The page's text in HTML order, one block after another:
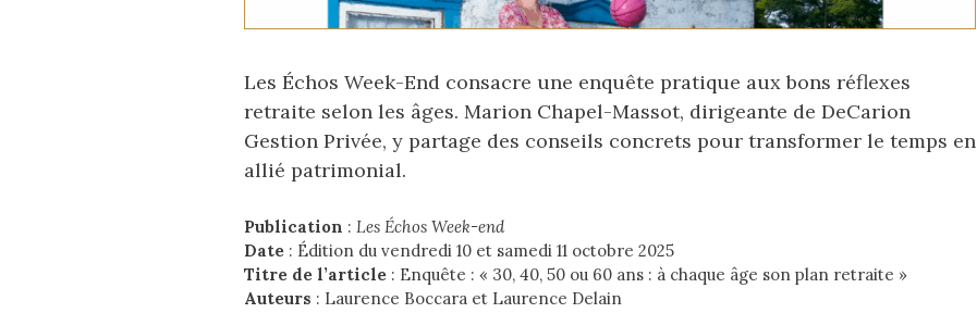
Les Échos Week-End consacre une enquête pratique aux bons réflexes
retraite selon les âges. Marion Chapel-Massot, dirigeante de DeCarion
Gestion Privée, y partage des conseils concrets pour transformer le temps en
allié patrimonial.
Publication : Les Échos Week-end
Date : Édition du vendredi 10 et samedi 11 octobre 2025
Titre de l’article : Enquête : « 30, 40, 50 ou 60 ans : à chaque âge son plan retraite »
Auteurs : Laurence Boccara et Laurence Delain